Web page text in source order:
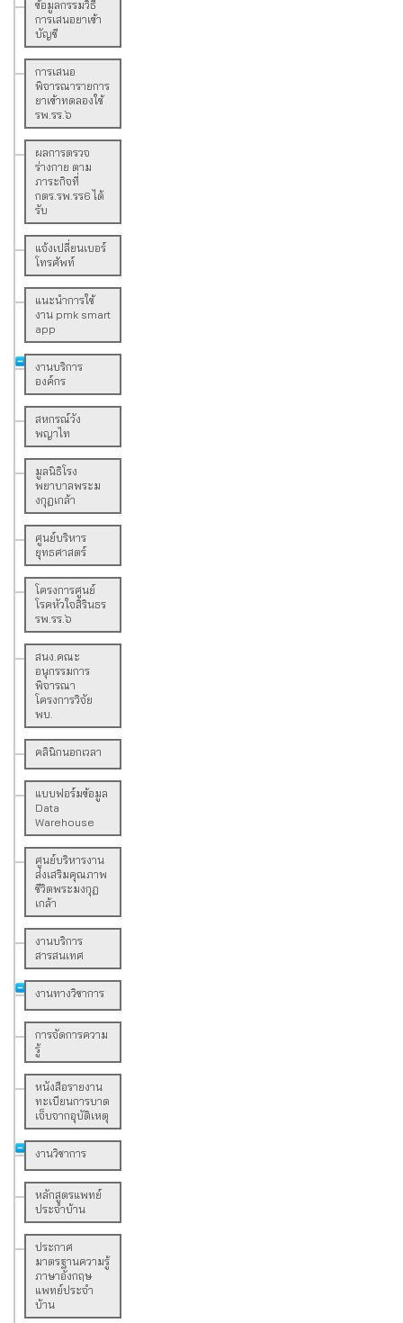
ข้อมูลกรรมวิธี
การเสนอยาเข้า
บัญชี
การเสนอ
พิจารณารายการ
ยาเข้าทดลองใช้
รพ.รร.๖
ผลการตรวจ
ร่างกาย ตาม
ภาระกิจที่
กตร.รพ.รร6 ได้
รับ
แจ้งเปลี่ยนเบอร์
โทรศัพท์
แนะนำการใช้
งาน pmk smart
app
งานบริการ
องค์กร
สหกรณ์วัง
พญาไท
มูลนิธิโรง
พยาบาลพระม
งกุฏเกล้า
ศูนย์บริหาร
ยุทธศาสตร์
โครงการศูนย์
โรคหัวใจสิรินธร
รพ.รร.๖
สนง.คณะ
อนุกรรมการ
พิจารณา
โครงการวิจัย
พบ.
คลินิกนอกเวลา
แบบฟอร์มข้อมูล
Data
Warehouse
ศูนย์บริหารงาน
ส่งเสริมคุณภาพ
ชีวิตพระมงกุฏ
เกล้า
งานบริการ
สารสนเทศ
งานทางวิชาการ
การจัดการความ
รู้
หนังสือรายงาน
ทะเบียนการบาด
เจ็บจากอุบัติเหตุ
งานวิชาการ
หลักสูตรแพทย์
ประจำบ้าน
ประกาศ
มาตรฐานความรู้
ภาษาอังกฤษ
แพทย์ประจำ
บ้าน